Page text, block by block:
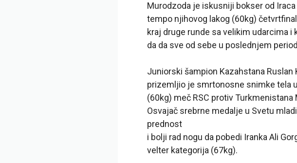
Murodzoda je iskusniji bokser od
tempo njihovog lakog (60kg)
kraj druge runde sa velikim udarcima
da da sve od sebe u poslednjem
Juniorski šampion Kazahstana Ruslan
prizemljio je smrtonosne snimke tela
(60kg) meč RSC protiv
Osvajač srebrne medalje u Svetu
prednost
i bolji rad nogu da pobedi Iranka Ali
velter kategorija (67kg).